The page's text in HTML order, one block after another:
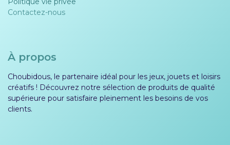
Contactez-nous
À propos
Choubidous, le partenaire idéal pour les jeux, jouets et loisirs
créatifs ! Découvrez notre sélection de produits de qualité
supérieure pour satisfaire pleinement les besoins de vos
clients.